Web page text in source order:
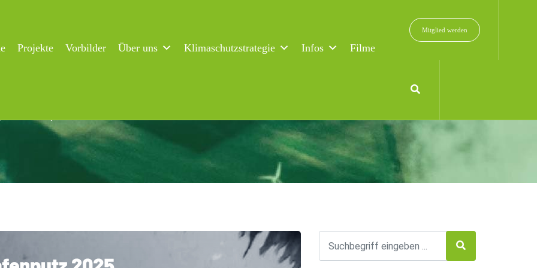
Projekte Vorbilder Über uns Klimaschutzstrategie Infos
Filme
Mitglied werden